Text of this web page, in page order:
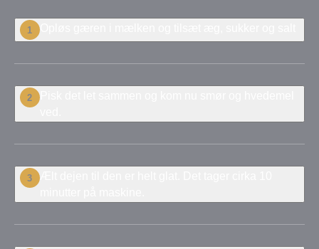
1 Opløs gæren i mælken og tilsæt æg, sukker og salt
2
Pisk det let sammen og kom nu smør og hvedemel
3
Ælt dejen til den er helt glat. Det tager cirka 10